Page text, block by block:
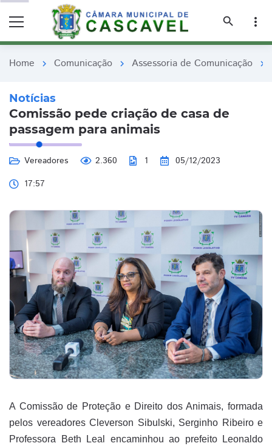
search
more_vert
Home chevron_right Comunicação chevron_right Assessoria de Comunicação chevron_right
Notícias
Comissão pede criação de casa de
passagem para animais
Vereadores 2.360 1
05/12/2023
17:57
A Comissão de Proteção e Direito dos Animais, formada
pelos vereadores Cleverson Sibulski, Serginho Ribeiro e
Professora Beth Leal encaminhou ao prefeito Leonaldo